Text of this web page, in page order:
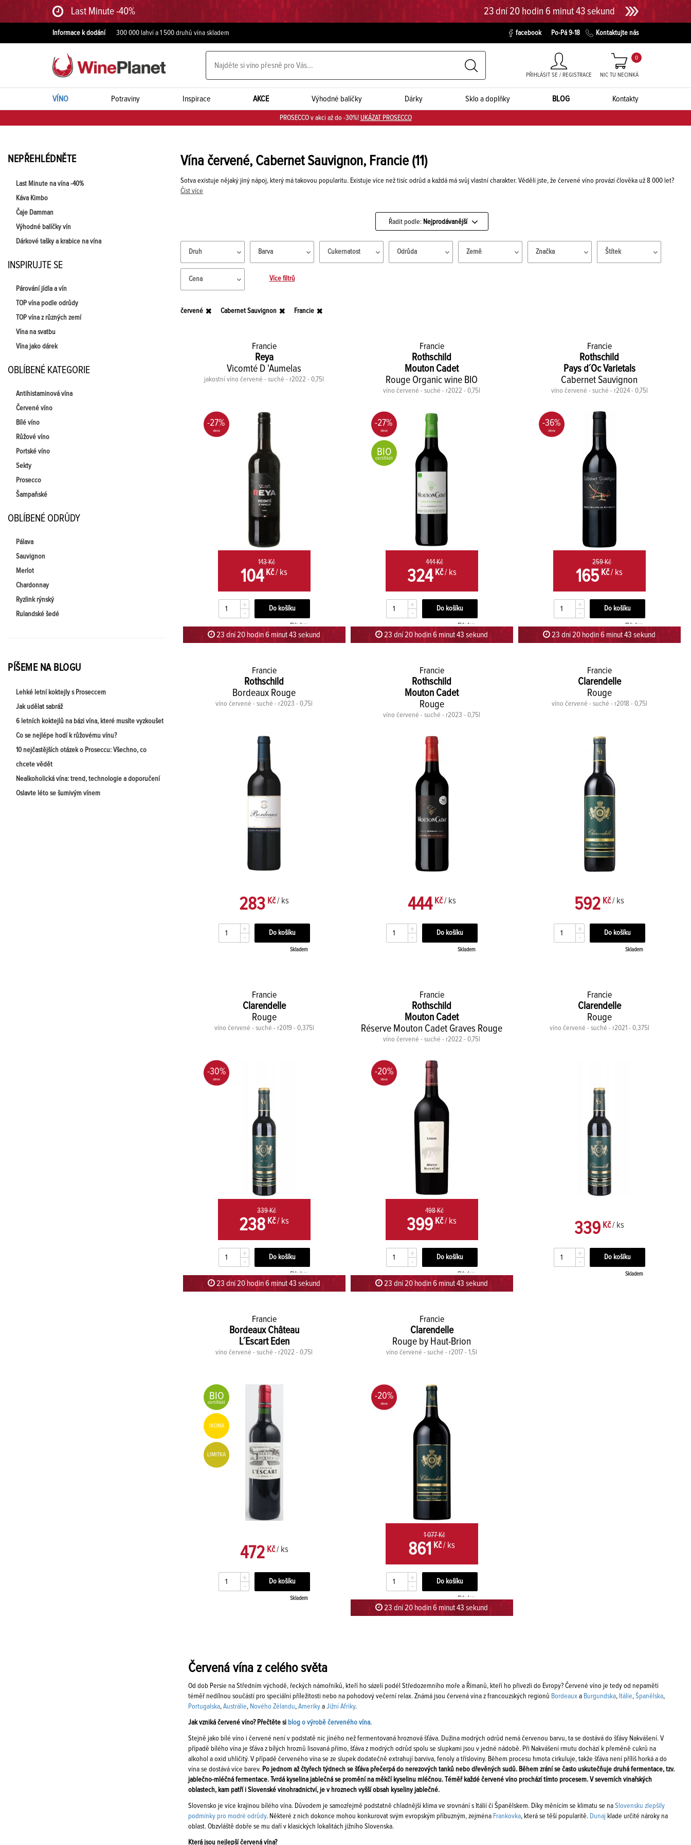
Last Minute -40% 23 dní 20 hodin 6 minut 42 sekund
Informace k dodání 300 000 lahví a 1 500 druhů vína skladem facebook Po-Pá 9-18 Kontaktujte nás
PŘIHLÁSIT SE / REGISTRACE NIC TU NECINKÁ
0
VÍNO Potraviny Inspirace AKCE Výhodné balíčky Dárky Sklo a doplňky BLOG Kontakty
PROSECCO v akci až do -30%! UKÁZAT PROSECCO
NEPŘEHLÉDNĚTE
Last Minute na vína -40%
Káva Kimbo
Čaje Damman
Výhodné balíčky vín
Dárkové tašky a krabice na vína
INSPIRUJTE SE
Párování jídla a vín
TOP vína podle odrůdy
TOP vína z různých zemí
Vína na svatbu
Vína jako dárek
OBLÍBENÉ KATEGORIE
Antihistaminová vína
Červené víno
Bílé víno
Růžové víno
Portské víno
Sekty
Prosecco
Šampaňské
OBLÍBENÉ ODRŮDY
Pálava
Sauvignon
Merlot
Chardonnay
Ryzlink rýnský
Rulandské šedé
PÍŠEME NA BLOGU
Lehké letní koktejly s Proseccem
Jak udělat sabráž
6 letních koktejlů na bázi vína, které musíte vyzkoušet
Co se nejlépe hodí k růžovému vínu?
10 nejčastějších otázek o Proseccu: Všechno, co
chcete vědět
Nealkoholická vína: trend, technologie a doporučení
Oslavte léto se šumivým vínem
Vína červené, Cabernet Sauvignon, Francie(11)
Sotva existuje nějaký jiný nápoj, který má takovou popularitu. Existuje více než tisíc odrůd a každá má svůj vlastní charakter. Věděli jste, že červené víno provází člověka už 8 000 let?
Číst více
Řadit podle: Nejprodávanější
Druh Barva Cukernatost Odrůda Země Značka Štítek
Cena Více filtrů
červené Cabernet Sauvignon Francie
Francie
Reya
Vicomté D 'Aumelas
jakostní víno červené - suché - r2022 - 0,75l
-27%
143 Kč
104 Kč/ ks
+
-
Skladem
23 dní 20 hodin 6 minut 42 sekund
Francie
Rothschild
Mouton Cadet
Rouge Organic wine BIO
víno červené - suché - r2022 - 0,75l
-27%
BIO
certifikát
444 Kč
324 Kč/ ks
+
-
Skladem
23 dní 20 hodin 6 minut 42 sekund
Francie
Rothschild
Pays d´Oc Varietals
Cabernet Sauvignon
víno červené - suché - r2024 - 0,75l
-36%
259 Kč
165 Kč/ ks
+
-
Skladem
23 dní 20 hodin 6 minut 42 sekund
Francie
Rothschild
Bordeaux Rouge
víno červené - suché - r2023 - 0,75l
283 Kč/ ks
+
-
Skladem
Francie
Rothschild
Mouton Cadet
Rouge
víno červené - suché - r2023 - 0,75l
444 Kč/ ks
+
-
Skladem
Francie
Clarendelle
Rouge
víno červené - suché - r2018 - 0,75l
592 Kč/ ks
+
-
Skladem
Francie
Clarendelle
Rouge
víno červené - suché - r2019 - 0,375l
-30%
339 Kč
238 Kč/ ks
+
-
Skladem
23 dní 20 hodin 6 minut 42 sekund
Francie
Rothschild
Mouton Cadet
Réserve Mouton Cadet Graves Rouge
víno červené - suché - r2022 - 0,75l
-20%
498 Kč
399 Kč/ ks
+
-
Skladem
23 dní 20 hodin 6 minut 42 sekund
Francie
Clarendelle
Rouge
víno červené - suché - r2021 - 0,375l
339 Kč/ ks
+
-
Skladem
Francie
Bordeaux Château
L´Escart Eden
víno červené - suché - r2022 - 0,75l
BIO
certifikát
IKONA
LIMITKA
472Kč/ ks
+
-
Skladem
Francie
Clarendelle
Rouge by Haut-Brion
víno červené - suché - r2017 - 1,5l
-20%
1 077 Kč
861 Kč/ ks
+
-
Skladem
23 dní 20 hodin 6 minut 42 sekund
Červená vína z celého světa
Od dob Persie na Středním východě, řeckých námořníků, kteří ho sázeli podél Středozemního moře a Římanů, kteří ho přivezli do Evropy? Červené víno je tedy od nepaměti
téměř nedílnou součástí pro speciální příležitosti nebo na pohodový večerní relax. Známá jsou červená vína z francouzských regionů Bordeaux a Burgundska, Itálie, Španělska,
Portugalska, Austrálie, Nového Zélandu, Ameriky a Jižní Afriky.
Jak vzniká červené víno? Přečtěte si blog o výrobě červeného vína.
Stejně jako bílé víno i červené není v podstatě nic jiného než fermentovaná hroznová šťáva. Dužina modrých odrůd nemá červenou barvu, ta se dostává do šťávy Nakvášení. V
případě bílého vína je šťáva z bílých hroznů lisovaná přímo, šťáva z modrých odrůd spolu se slupkami jsou v jedné nádobě. Při Nakvášení rmutu dochází k přeměně cukrů na
alkohol a oxid uhličitý. V případě červeného vína se ze slupek dodatečně extrahují barviva, fenoly a třísloviny. Během procesu hmota cirkuluje, takže šťáva není příliš horká a do
vína se dostává více barev. Po jednom až čtyřech týdnech se šťáva přečerpá do nerezových tanků nebo dřevěných sudů. Během zrání se často uskutečňuje druhá fermentace, tzv.
jablečno-mléčná fermentace. Tvrdá kyselina jablečná se promění na měkčí kyselinu mléčnou. Téměř každé červené víno prochází tímto procesem. V severních vinařských
oblastech, kam patří i Slovenské vinohradnictví, je v hroznech vyšší obsah kyseliny jablečné.
Slovensko je více krajinou bílého vína. Důvodem je samozřejmě podstatně chladnější klima ve srovnání s Itálií či Španělskem. Díky měnícím se klimatu se na Slovensku zlepšily
podmínky pro modré odrůdy. Některé z nich dokonce mohou konkurovat svým evropským příbuzným, zejména Frankovka, která se těší popularitě. Dunaj klade určité nároky na
oblast. Obzvláště dobře se mu daří v klasických lokalitách jižního Slovenska.
Která jsou nejlepší červená vína?